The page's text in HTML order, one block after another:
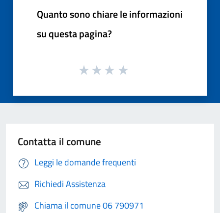
Quanto sono chiare le informazioni
su questa pagina?
Contatta il comune
Leggi le domande frequenti
Richiedi Assistenza
Chiama il comune 06 790971